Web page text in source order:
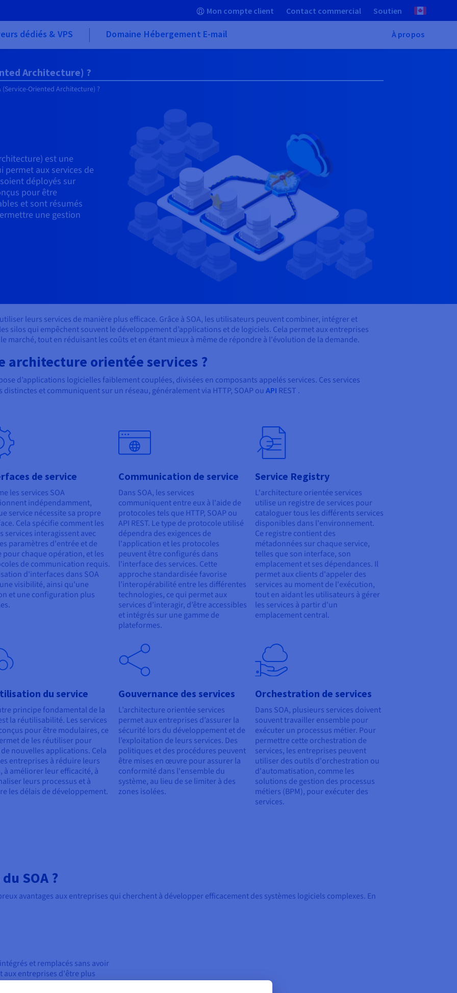
Mon compte client Contact commercial Soutien
dédiés & VPS Domaine Hébergement E-mail À propos
Architecture) ?
(Service-Oriented Architecture) ?
est une
aux services de
déployés sur
pour être
et sont résumés
une gestion
leurs services de manière plus efficace. Grâce à SOA, les utilisateurs peuvent combiner, intégrer et
silos qui empêchent souvent le développement d’applications et de logiciels. Cela permet aux entreprises
marché, tout en réduisant les coûts et en étant mieux à même de répondre à l'évolution de la demande.
architecture orientée services ?
d’applications logicielles faiblement couplées, divisées en composants appelés services. Ces services
et communiquent sur un réseau, généralement via HTTP, SOAP ou API REST .
de service
les services SOA
indépendamment,
service nécessite sa propre
Cela spécifie comment les
services interagissent avec
paramètres d'entrée et de
pour chaque opération, et les
de communication requis.
d'interfaces dans SOA
visibilité, ainsi qu'une
et une configuration plus
Communication de service
Dans SOA, les services
communiquent entre eux à l'aide de
protocoles tels que HTTP, SOAP ou
API REST. Le type de protocole utilisé
dépendra des exigences de
l'application et les protocoles
peuvent être configurés dans
l'interface des services. Cette
approche standardisée favorise
l’interopérabilité entre les différentes
technologies, ce qui permet aux
services d’interagir, d’être accessibles
et intégrés sur une gamme de
plateformes.
Service Registry
L'architecture orientée services
utilise un registre de services pour
cataloguer tous les différents services
disponibles dans l'environnement.
Ce registre contient des
métadonnées sur chaque service,
telles que son interface, son
emplacement et ses dépendances. Il
permet aux clients d'appeler des
services au moment de l'exécution,
tout en aidant les utilisateurs à gérer
les services à partir d'un
emplacement central.
du service
principe fondamental de la
la réutilisabilité. Les services
pour être modulaires, ce
de les réutiliser pour
nouvelles applications. Cela
entreprises à réduire leurs
à améliorer leur efficacité, à
leurs processus et à
les délais de développement.
Gouvernance des services
L’architecture orientée services
permet aux entreprises d’assurer la
sécurité lors du développement et de
l’exploitation de leurs services. Des
politiques et des procédures peuvent
être mises en œuvre pour assurer la
conformité dans l'ensemble du
système, au lieu de se limiter à des
zones isolées.
Orchestration de services
Dans SOA, plusieurs services doivent
souvent travailler ensemble pour
exécuter un processus métier. Pour
permettre cette orchestration de
services, les entreprises peuvent
utiliser des outils d'orchestration ou
d'automatisation, comme les
solutions de gestion des processus
métiers (BPM), pour exécuter des
services.
SOA ?
avantages aux entreprises qui cherchent à développer efficacement des systèmes logiciels complexes. En
et remplacés sans avoir
aux entreprises d'être plus
à l'évolution des besoins